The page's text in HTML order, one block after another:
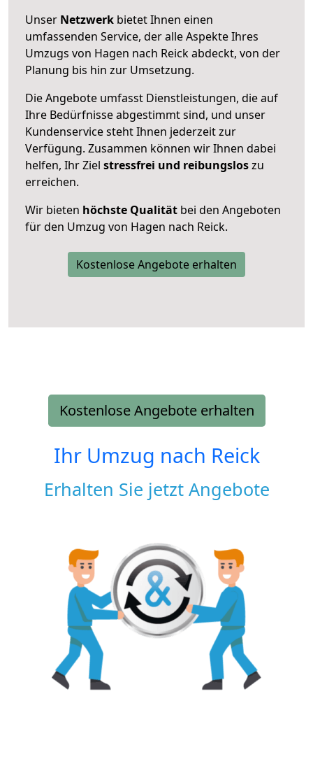
Unser Netzwerk bietet Ihnen einen
umfassenden Service, der alle Aspekte Ihres
Umzugs von Hagen nach Reick abdeckt, von der
Planung bis hin zur Umsetzung.
Die Angebote umfasst Dienstleistungen, die auf
Ihre Bedürfnisse abgestimmt sind, und unser
Kundenservice steht Ihnen jederzeit zur
Verfügung. Zusammen können wir Ihnen dabei
helfen, Ihr Ziel stressfrei und reibungsloszu
erreichen.
Wir bieten höchste Qualität bei den Angeboten
für den Umzug von Hagen nach Reick.
Kostenlose Angebote erhalten
Kostenlose Angebote erhalten
Ihr Umzug nach Reick
Erhalten Sie jetzt Angebote